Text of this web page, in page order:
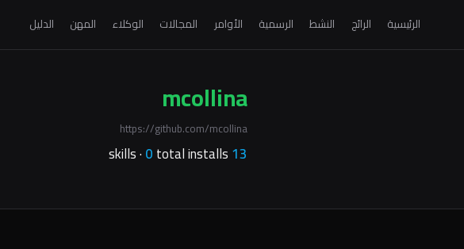
الرئيسية الرائج النشط الرسمية الأوامر المجالات الوكلاء المهن الدليل
mcollina
https://github.com/mcollina
13
0total installs